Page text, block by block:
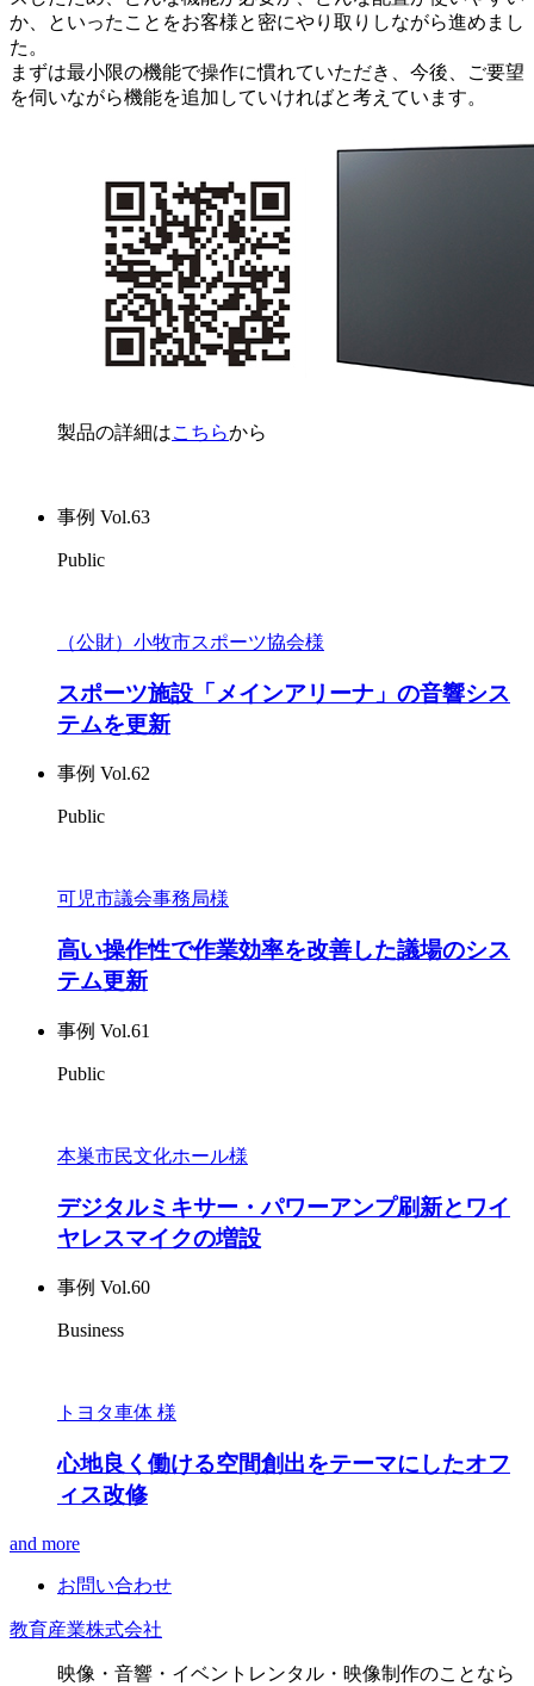
か、といったことをお客様と密にやり取りしながら進めまし
た。
まずは最小限の機能で操作に慣れていただき、今後、ご要望
を伺いながら機能を追加していければと考えています。
製品の詳細はこちらから
事例 Vol.63
Public
（公財）小牧市スポーツ協会様
スポーツ施設「メインアリーナ」の音響シス
テムを更新
事例 Vol.62
Public
可児市議会事務局様
高い操作性で作業効率を改善した議場のシス
テム更新
事例 Vol.61
Public
本巣市民文化ホール様
デジタルミキサー・パワーアンプ刷新とワイ
ヤレスマイクの増設
事例 Vol.60
Business
トヨタ車体 様
心地良く働ける空間創出をテーマにしたオフ
ィス改修
and more
お問い合わせ
教育産業株式会社
映像・音響・イベントレンタル・映像制作のことなら